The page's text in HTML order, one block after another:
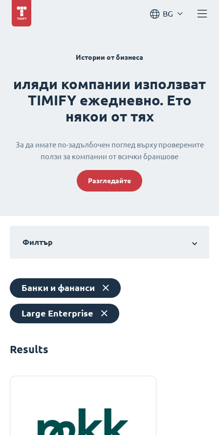
BG
Истории от бизнеса
иляди компании използват
TIMIFY ежедневно. Ето
някои от тях
За да имате по-задълбочен поглед върху проверените
ползи за компании от всички браншове
Разгледайте
Филтър
Банки и фананси
Large Enterprise
Results